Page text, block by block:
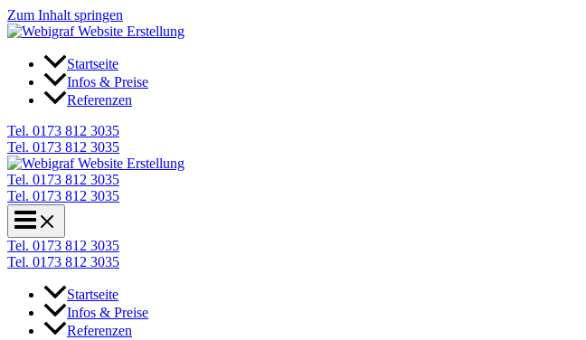
Zum Inhalt springen
Startseite
Infos & Preise
Referenzen
Tel. 0173 812 3035
Tel. 0173 812 3035
Tel. 0173 812 3035
Tel. 0173 812 3035
Tel. 0173 812 3035
Tel. 0173 812 3035
Startseite
Infos & Preise
Referenzen